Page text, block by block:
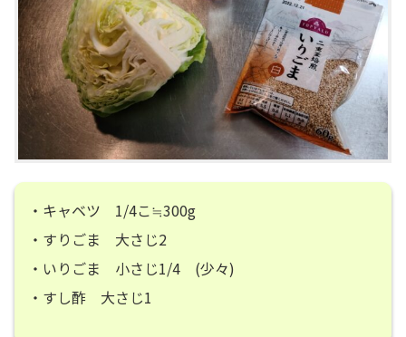
・キャベツ 1/4こ≒300g
・すりごま 大さじ2
・いりごま 小さじ1/4 (少々)
・すし酢 大さじ1